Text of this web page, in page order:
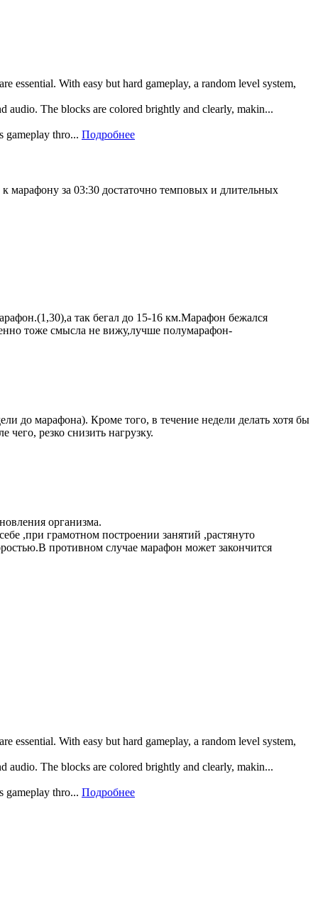
essential. With easy but hard gameplay, a random level system,
audio. The blocks are colored brightly and clearly, makin...
gameplay thro... Подробнее
марафону за 03:30 достаточно темповых и длительных
так бегал до 15-16 км.Марафон бежался
тоже смысла не вижу,лучше полумарафон-
до марафона). Кроме того, в течение недели делать хотя бы
резко снизить нагрузку.
организма.
,при грамотном построении занятий ,растянуто
противном случае марафон может закончится
essential. With easy but hard gameplay, a random level system,
audio. The blocks are colored brightly and clearly, makin...
gameplay thro... Подробнее